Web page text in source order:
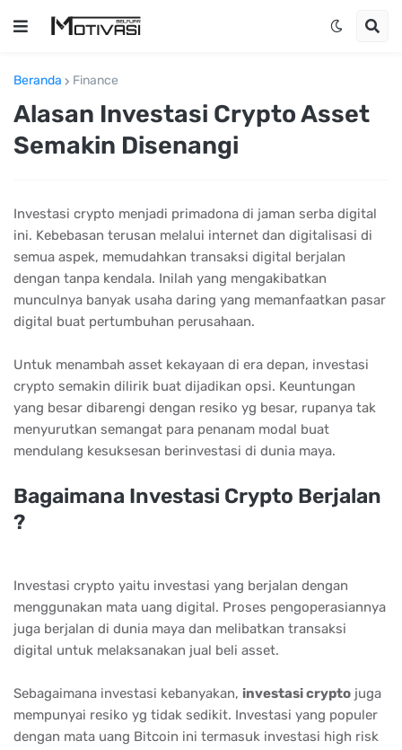
Beranda Finance
Alasan Investasi Crypto Asset
Semakin Disenangi
Investasi crypto menjadi primadona di jaman serba digital
ini. Kebebasan terusan melalui internet dan digitalisasi di
semua aspek, memudahkan transaksi digital berjalan
dengan tanpa kendala. Inilah yang mengakibatkan
munculnya banyak usaha daring yang memanfaatkan pasar
digital buat pertumbuhan perusahaan.
Untuk menambah asset kekayaan di era depan, investasi
crypto semakin dilirik buat dijadikan opsi. Keuntungan
yang besar dibarengi dengan resiko yg besar, rupanya tak
menyurutkan semangat para penanam modal buat
mendulang kesuksesan berinvestasi di dunia maya.
Bаgаіmаnа Invеѕtаѕі Crурtо Bеrjаlаn
?
Investasi crypto yaitu investasi yang berjalan dengan
menggunakan mata uang digital. Proses pengoperasiannya
juga berjalan di dunia maya dan melibatkan transaksi
digital untuk melaksanakan jual beli asset.
Sebagaimana investasi kebanyakan, іnvеѕtаѕі сrурtо juga
mempunyai resiko yg tidak sedikit. Investasi yang populer
dengan mata uang Bitcoin ini termasuk investasi high risk